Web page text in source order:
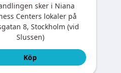
sker i Niana
Centers lokaler på
8, Stockholm (vid
Slussen)
Köp